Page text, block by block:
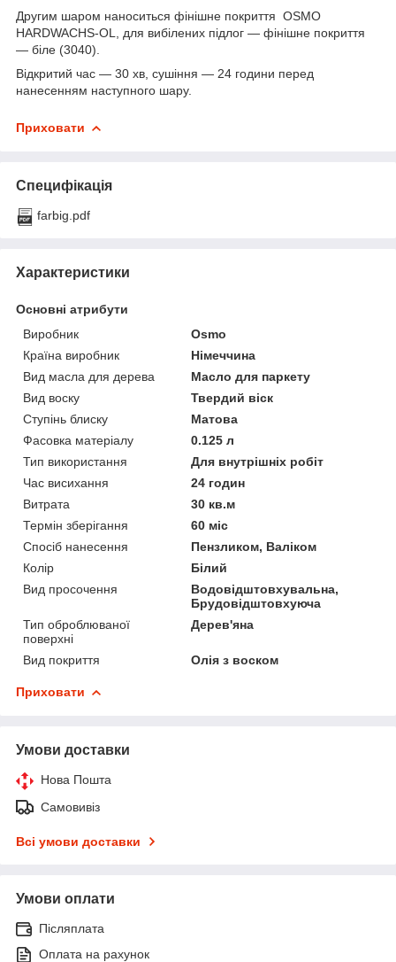
Другим шаром наноситься фінішне покриття OSMO
HARDWACHS-OL, для вибілених підлог — фінішне покриття
— біле (3040).
Відкритий час — 30 хв, сушіння — 24 години перед
нанесенням наступного шару.
Приховати
Специфікація
farbig.pdf
Характеристики
Основні атрибути
Виробник
Osmo
Країна виробник
Німеччина
Вид масла для дерева
Масло для паркету
Вид воску
Твердий віск
Ступінь блиску
Матова
Фасовка матеріалу
0.125 л
Тип використання
Для внутрішніх робіт
Час висихання
24 годин
Витрата
30 кв.м
Термін зберігання
60 міс
Спосіб нанесення
Пензликом, Валіком
Колір
Білий
Вид просочення
Водовідштовхувальна,
Брудовідштовхуюча
Тип оброблюваної
поверхні
Дерев'яна
Вид покриття Олія з воском
Приховати
Умови доставки
Нова Пошта
Самовивіз
Всі умови доставки
Умови оплати
Післяплата
Оплата на рахунок